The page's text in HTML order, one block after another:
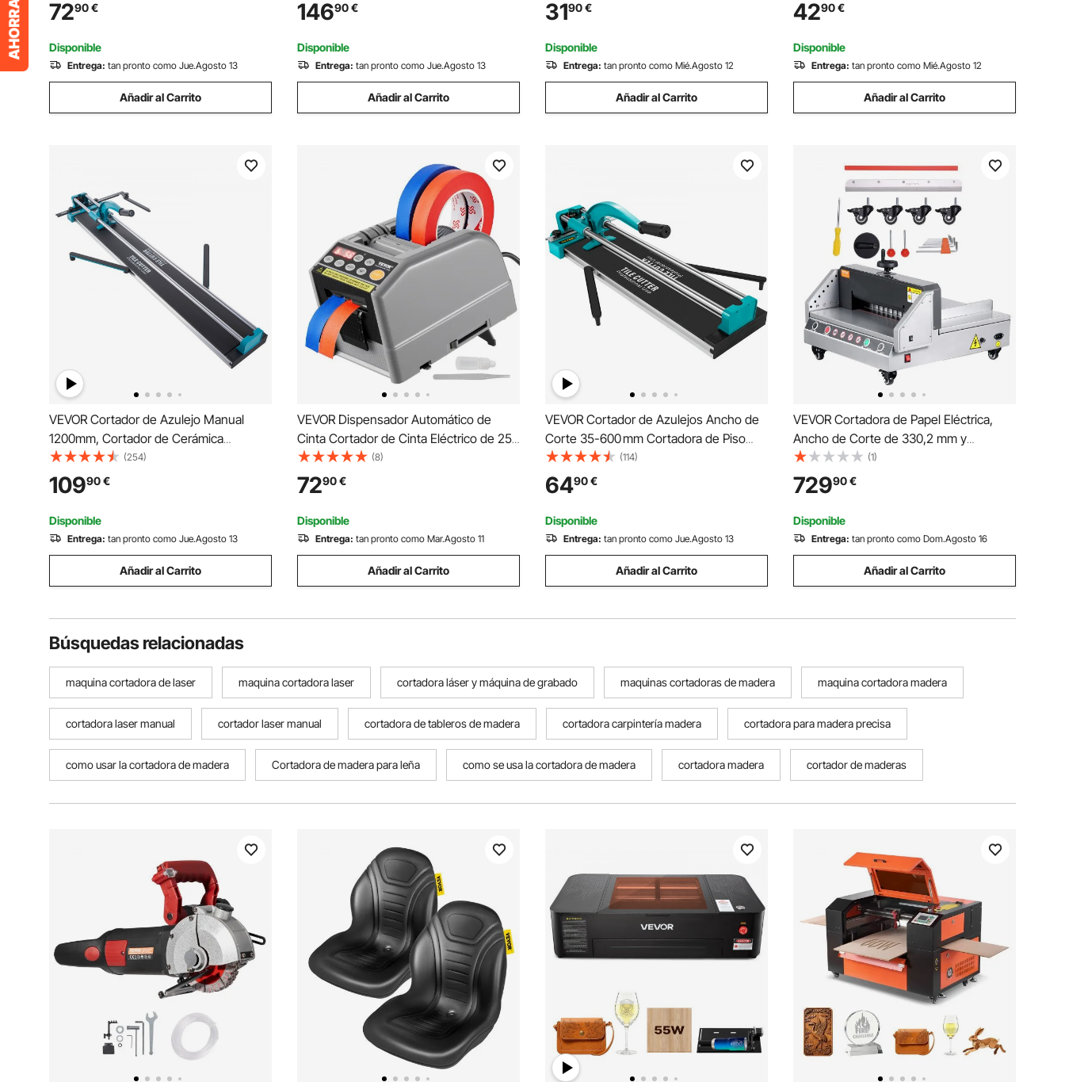
Láser Cortador Manual de Azulejos
Corte Preciso y Suave para Piedra,
Baldosas Ordinarias
7290€
Disponible
Entrega: tan pronto como Jue.Agosto 13
Añadir al Carrito
Papel A3, Capacidad para 400 Hojas
Cortadora de Papel Apilado para Oficina,
Escuela, Blanco
14690€
Disponible
Entrega: tan pronto como Jue.Agosto 13
Añadir al Carrito
nivel integrada, soporte liviano para
escáner láser, patas retráctiles, trípode
de aluminio para medición estable
3190€
Disponible
Entrega: tan pronto como Mié.Agosto 12
Añadir al Carrito
Señal de Sonido Ajustable Pantalla LCD
Dual Nivel de Burbuja Incorporado con
Abrazadera
4290€
Disponible
Entrega: tan pronto como Mié.Agosto 12
Añadir al Carrito
VEVOR Cortador de Azulejo Manual
1200mm, Cortador de Cerámica
Profesional con Guía Láser Ajustable de
Alta Precisión, Máquina de Corte de
Azulejo para Cortar Azulejos, Piedra,
Baldosas Ordinarias
(254)
10990€
Disponible
Entrega: tan pronto como Jue.Agosto 13
Añadir al Carrito
VEVOR Dispensador Automático de
Cinta Cortador de Cinta Eléctrico de 25
W Máquina Cortadora de Cinta Ancho
de Cinta 6-60 mm Longitud de Cinta 5-
999 mm para Industrias, Oficinas,
Hogares, Tiendas
(8)
7290€
Disponible
Entrega: tan pronto como Mar.Agosto 11
Añadir al Carrito
VEVOR Cortador de Azulejos Ancho de
Corte 35-600 mm Cortadora de Piso
Laminado Espesor de Corte 6-15 mm
Cortador Manual de Azulejos de
Aluminio Corte Preciso y Suave para
Piedra, Baldosas Ordinarias
(114)
6490€
Disponible
Entrega: tan pronto como Jue.Agosto 13
Añadir al Carrito
VEVOR Cortadora de Papel Eléctrica,
Ancho de Corte de 330,2 mm y
Profundidad de Corte de 40 mm
Cortadora de Papel de Escritorio con
Control por Botones para Hogares,
Oficinas, Escuelas e Imprentas
(1)
72990€
Disponible
Entrega: tan pronto como Dom.Agosto 16
Añadir al Carrito
Búsquedas relacionadas
maquina cortadora de laser maquina cortadora laser cortadora láser y máquina de grabado maquinas cortadoras de madera maquina cortadora madera
cortadora laser manual cortador laser manual cortadora de tableros de madera cortadora carpintería madera cortadora para madera precisa
como usar la cortadora de madera Cortadora de madera para leña como se usa la cortadora de madera cortadora madera cortador de maderas